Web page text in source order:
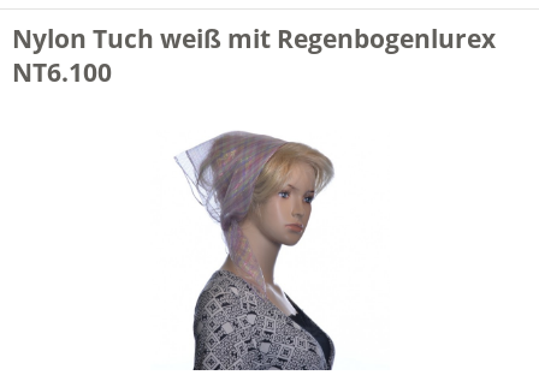
Nylon Tuch weiß mit Regenbogenlurex
NT6.100